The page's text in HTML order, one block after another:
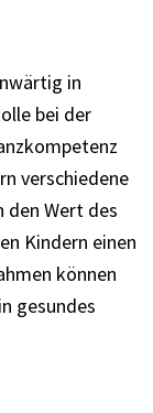
in
bei der
verschiedene
den Wert des
Kindern einen
können
gesundes